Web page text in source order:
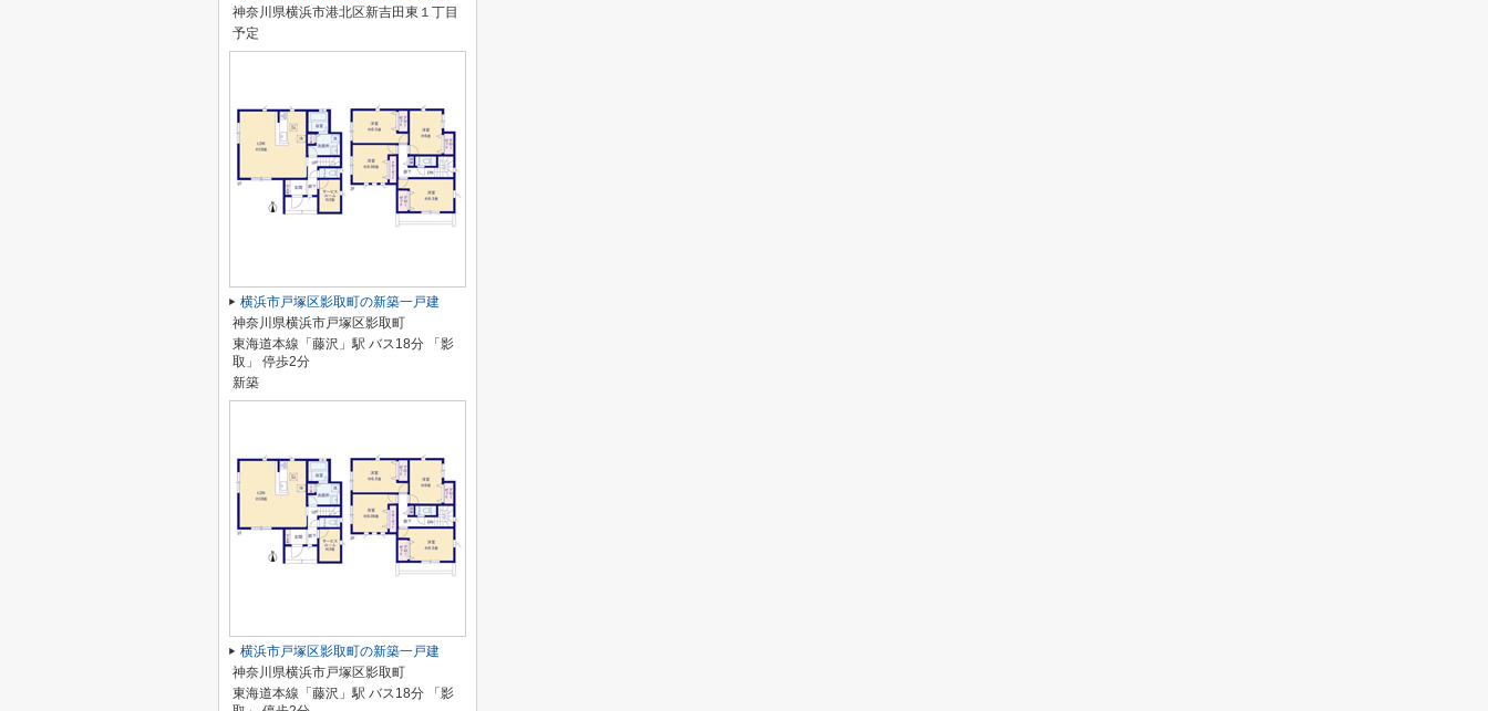
神奈川県横浜市港北区新吉田東１丁目
予定
横浜市戸塚区影取町の新築一戸建
神奈川県横浜市戸塚区影取町
東海道本線「藤沢」駅 バス18分 「影
取」 停歩2分
新築
横浜市戸塚区影取町の新築一戸建
神奈川県横浜市戸塚区影取町
東海道本線「藤沢」駅 バス18分 「影